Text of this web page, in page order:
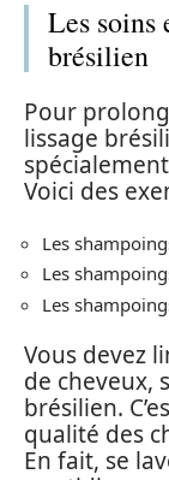
Les soins
brésilien
Pour
lissage
Voici des
Les
Les
Les
Vous devez
de cheveux,
brésilien.
qualité des
En fait, se